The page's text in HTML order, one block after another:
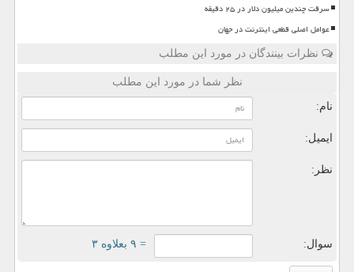
سرقت چندین میلیون دلار در ۲۵ دقیقه
عوامل اصلی قطعی اینترنت در جهان
نظرات بینندگان در مورد این مطلب
نظر شما در مورد این مطلب
نام:
ایمیل:
نظر:
سوال: = ۹ بعلاوه ۳